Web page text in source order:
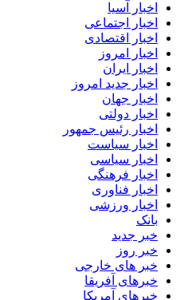
اخبار آسیا
اخبار اجتماعی
اخبار اقتصادی
اخبار امروز
اخبار ایران
اخبار جدید امروز
اخبار جهان
اخبار دولتی
اخبار رئیس جمهور
اخبار سیاست
اخبار سیاسی
اخبار فرهنگی
اخبار فناوری
اخبار ورزشی
بانک
خبر جدید
خبر روز
خبر های خارجی
خبرهای آفریقا
خبرهای آمریکا